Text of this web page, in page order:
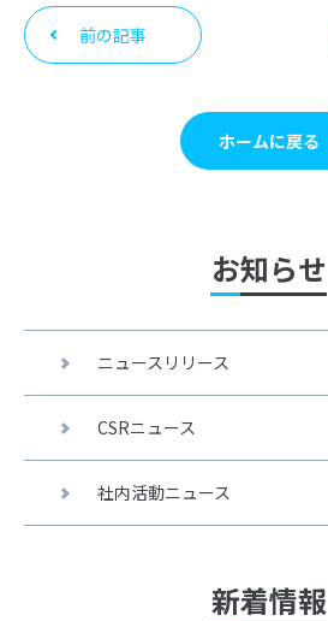
前の記事
ホームに戻る
お知らせ
ニュースリリース
CSRニュース
社内活動ニュース
新着情報